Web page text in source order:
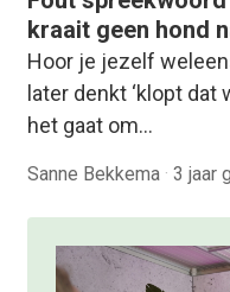
kraait geen hond
Hoor je jezelf
later denkt ‘klopt dat
het gaat om…
Sanne Bekkema · 3 jaar